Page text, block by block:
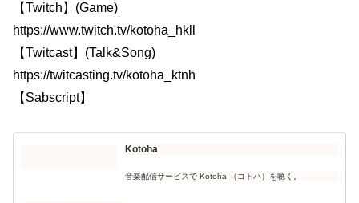
【Twitch】(Game)
https://www.twitch.tv/kotoha_hkll
【Twitcast】(Talk&Song)
https://twitcasting.tv/kotoha_ktnh
【Sabscript】
Kotoha
音楽配信サービスで Kotoha （コトハ）を聴く。